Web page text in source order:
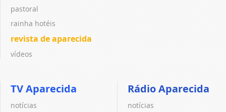
pastoral
rainha hotéis
revista de aparecida
vídeos
TV Aparecida
notícias
Rádio Aparecida
notícias